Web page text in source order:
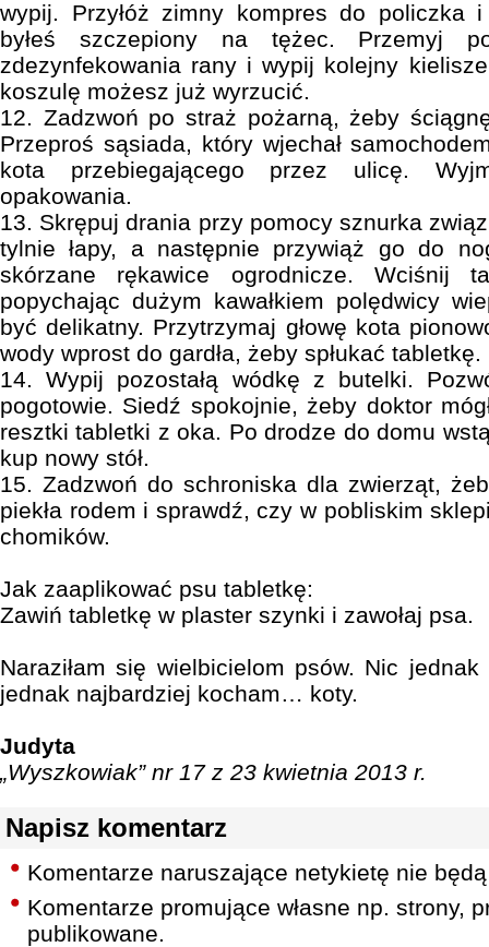
wypij. Przyłóż zimny kompres do policzka
byłeś szczepiony na tężec. Przemyj
zdezynfekowania rany i wypij kolejny
koszulę możesz już wyrzucić.
12. Zadzwoń po straż pożarną, żeby
Przeproś sąsiada, który wjechał
kota przebiegającego przez ulicę.
opakowania.
13. Skrępuj drania przy pomocy sznurka
tylnie łapy, a następnie przywiąż go do
skórzane rękawice ogrodnicze. Wciśnij
popychając dużym kawałkiem polędwicy
być delikatny. Przytrzymaj głowę kota
wody wprost do gardła, żeby spłukać tabletkę.
14. Wypij pozostałą wódkę z butelki.
pogotowie. Siedź spokojnie, żeby doktor
resztki tabletki z oka. Po drodze do domu
kup nowy stół.
15. Zadzwoń do schroniska dla zwierząt,
piekła rodem i sprawdź, czy w pobliskim
chomików.
Jak zaaplikować psu tabletkę:
Zawiń tabletkę w plaster szynki i zawołaj psa.
Naraziłam się wielbicielom psów. Nic
jednak najbardziej kocham… koty.
Judyta
„Wyszkowiak” nr 17 z 23 kwietnia 2013 r.
Napisz komentarz
Komentarze naruszające netykietę nie
Komentarze promujące własne np. strony,
publikowane.